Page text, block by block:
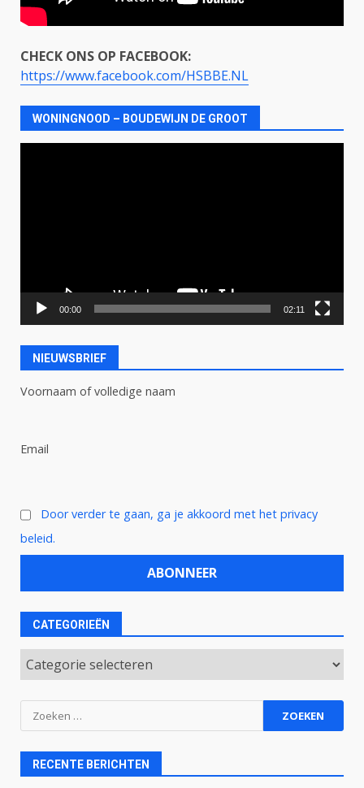
CHECK ONS OP FACEBOOK:
https://www.facebook.com/HSBBE.NL
WONINGNOOD – BOUDEWIJN DE GROOT
00:00 02:11
NIEUWSBRIEF
Voornaam of volledige naam
Email
Door verder te gaan, ga je akkoord met het privacy
beleid.
CATEGORIEËN
Categorieën
Zoeken
naar:
RECENTE BERICHTEN